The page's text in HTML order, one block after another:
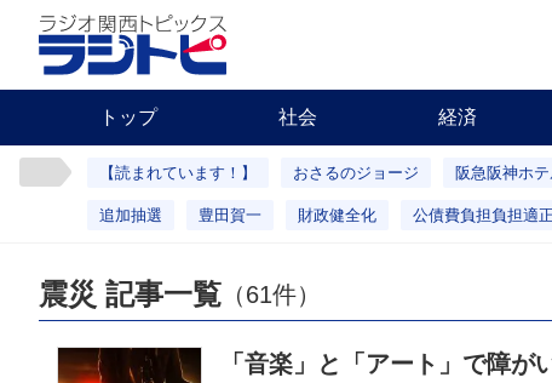
トップ 社会 経済
【読まれています！】 おさるのジョージ 阪急阪神ホ
追加抽選 豊田賀一 財政健全化 公債費負担負担適
震災 記事一覧 （61件）
「音楽」と「アート」で障